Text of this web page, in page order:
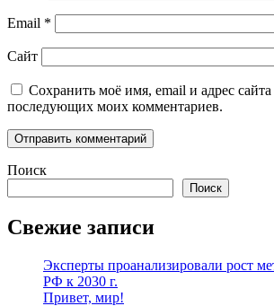
Email *
Сайт
Сохранить моё имя, email и адрес сайта
последующих моих комментариев.
Поиск
Поиск
Свежие записи
Эксперты проанализировали рост
РФ к 2030 г.
Привет, мир!